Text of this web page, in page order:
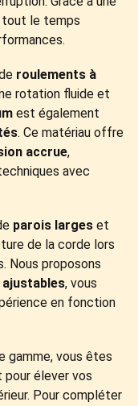
tout le temps
roulements à
rotation fluide et
est également
. Ce matériau offre
accrue,
avec
parois larges et
de la corde lors
Nous proposons
ajustables, vous
en fonction
gamme, vous êtes
pour élever vos
Pour compléter